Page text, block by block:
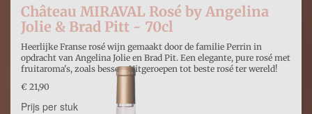
Château MIRAVAL Rosé by Angelina
Jolie & Brad Pitt - 70cl
Heerlijke Franse rosé wijn gemaakt door de familie Perrin in
opdracht van Angelina Jolie en Brad Pit. Een elegante, pure rosé met
fruitaroma's, zoals bessen. Uitgeroepen tot beste rosé ter wereld!
€ 21,90
Prijs per stuk